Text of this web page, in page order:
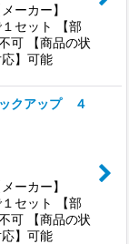
メーカー】
セット 【部
【商品の状
】可能
クアップ ４
メーカー】
セット 【部
【商品の状
】可能